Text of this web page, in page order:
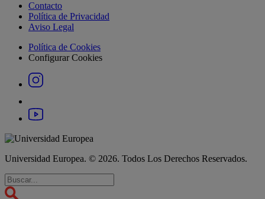
Contacto
Política de Privacidad
Aviso Legal
Política de Cookies
Configurar Cookies
Universidad Europea. © 2026. Todos Los Derechos Reservados.